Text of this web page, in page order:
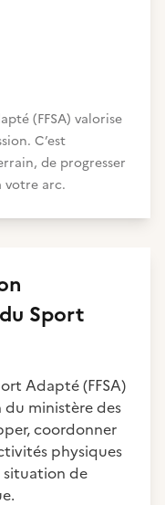
(FFSA) valorise
C’est
de progresser
votre arc.
Sport
Adapté (FFSA)
du ministère des
coordonner
physiques
situation de